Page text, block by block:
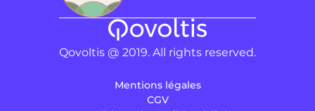
Qovoltis @ 2019. All rights reserved.
Mentions légales
CGV